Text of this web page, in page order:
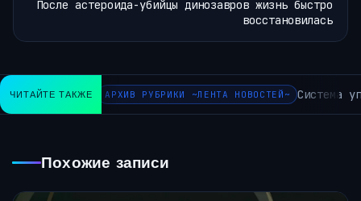
После астероида-убийцы динозавров жизнь быстро
восстановилась
ЧИТАЙТЕ ТАКЖЕ АРХИВ РУБРИКИ ~ЛЕНТА НОВОСТЕЙ~ Система
Похожие записи